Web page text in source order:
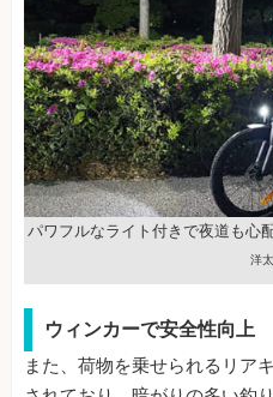
パワフルなライト付きで夜道も心
洋太
ウィンカーで安全性向上
また、荷物を乗せられるリア